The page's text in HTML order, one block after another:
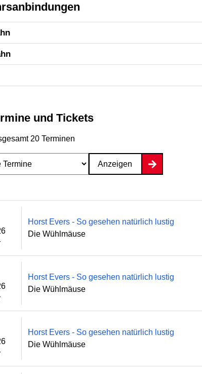
und Tickets
20 Terminen
Anzeigen
Horst Evers - So gesehen natürlich lustig
Die Wühlmäuse
Horst Evers - So gesehen natürlich lustig
Die Wühlmäuse
Horst Evers - So gesehen natürlich lustig
Die Wühlmäuse